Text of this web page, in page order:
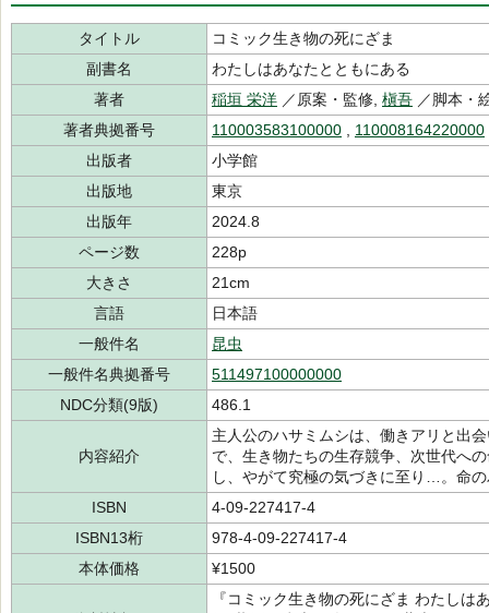
タイトル
コミック生き物の死にざま
副書名
わたしはあなたとともにある
著者
稲垣 栄洋 ／原案・監修, 槇吾 ／脚本・
著者典拠番号
110003583100000 110008164220000
出版者
小学館
出版地
東京
出版年
2024.8
ページ数
228p
大きさ
21cm
言語
日本語
一般件名
昆虫
一般件名典拠番号
511497100000000
NDC分類(9版)
486.1
内容紹介
主人公のハサミムシは、働きアリと出
で、生き物たちの生存競争、次世代へ
し、やがて究極の気づきに至り…。命
ISBN
4-09-227417-4
ISBN13桁
978-4-09-227417-4
本体価格
¥1500
『コミック生き物の死にざま わたし